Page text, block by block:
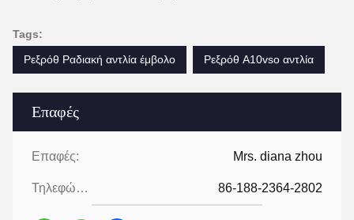
Επαφές
Επαφές: Mrs. diana zhou
Τηλεφώνημα: 86-188-2364-2802
Tags:
Ρεξρόθ Ραδιακή αντλία έμβολο
Ρεξρόθ A10vso αντλία